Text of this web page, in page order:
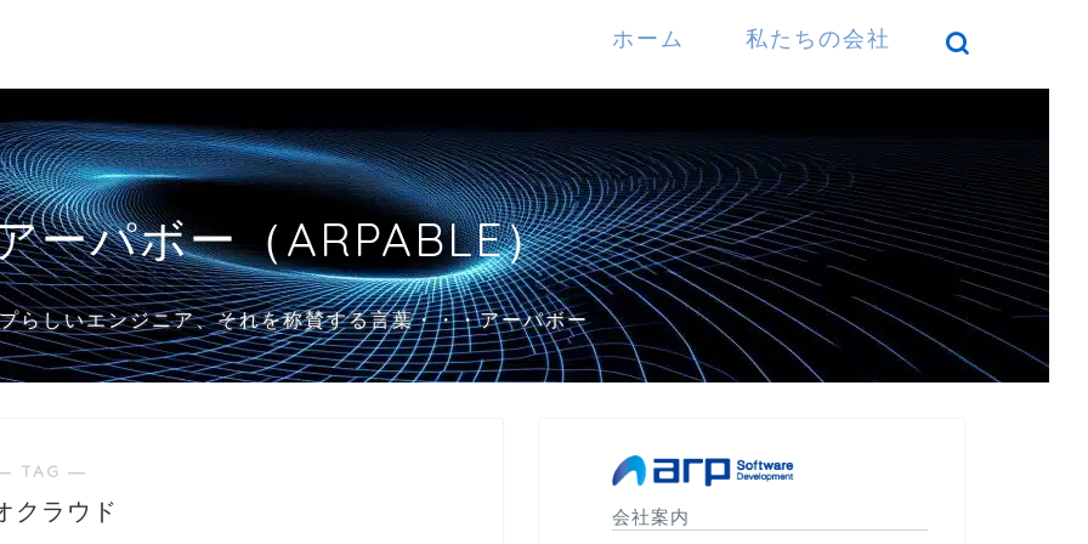
ホーム 私たちの会社
ーパボー（ARPABLE）
らしいエンジニア、それを称賛する言葉・・・アーパボー
TAG ―
クラウド
会社案内